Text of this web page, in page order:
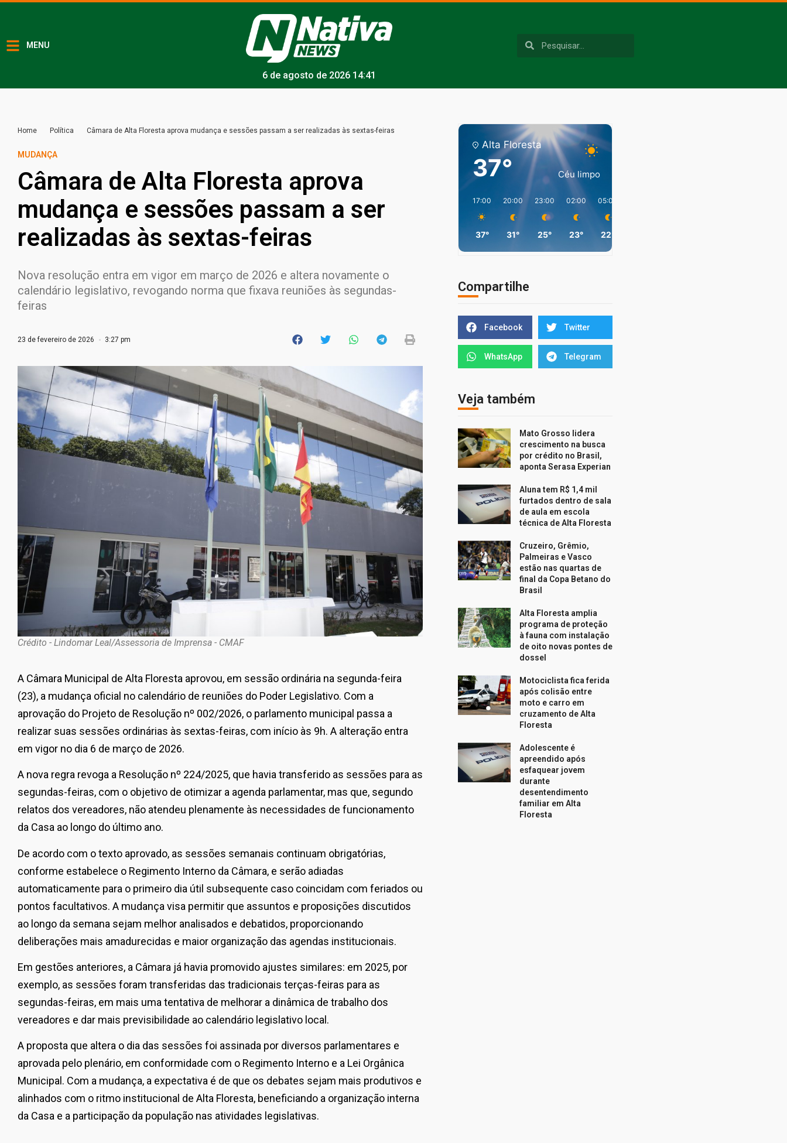
MENU
6 de agosto de 2026 14:41
Home Política Câmara de Alta Floresta aprova mudança e sessões passam a ser realizadas às sextas-feiras
MUDANÇA
Câmara de Alta Floresta aprova
mudança e sessões passam a ser
realizadas às sextas-feiras
Nova resolução entra em vigor em março de 2026 e altera novamente o
calendário legislativo, revogando norma que fixava reuniões às segundas-
feiras
23 de fevereiro de 2026 3:27 pm
Crédito - Lindomar Leal/Assessoria de Imprensa - CMAF
A Câmara Municipal de Alta Floresta aprovou, em sessão ordinária na segunda-feira
(23), a mudança oficial no calendário de reuniões do Poder Legislativo. Com a
aprovação do Projeto de Resolução nº 002/2026, o parlamento municipal passa a
realizar suas sessões ordinárias às sextas-feiras, com início às 9h. A alteração entra
em vigor no dia 6 de março de 2026.
A nova regra revoga a Resolução nº 224/2025, que havia transferido as sessões para as
segundas-feiras, com o objetivo de otimizar a agenda parlamentar, mas que, segundo
relatos dos vereadores, não atendeu plenamente às necessidades de funcionamento
da Casa ao longo do último ano.
De acordo com o texto aprovado, as sessões semanais continuam obrigatórias,
conforme estabelece o Regimento Interno da Câmara, e serão adiadas
automaticamente para o primeiro dia útil subsequente caso coincidam com feriados ou
pontos facultativos. A mudança visa permitir que assuntos e proposições discutidos
ao longo da semana sejam melhor analisados e debatidos, proporcionando
deliberações mais amadurecidas e maior organização das agendas institucionais.
Em gestões anteriores, a Câmara já havia promovido ajustes similares: em 2025, por
exemplo, as sessões foram transferidas das tradicionais terças-feiras para as
segundas-feiras, em mais uma tentativa de melhorar a dinâmica de trabalho dos
vereadores e dar mais previsibilidade ao calendário legislativo local.
A proposta que altera o dia das sessões foi assinada por diversos parlamentares e
aprovada pelo plenário, em conformidade com o Regimento Interno e a Lei Orgânica
Municipal. Com a mudança, a expectativa é de que os debates sejam mais produtivos e
alinhados com o ritmo institucional de Alta Floresta, beneficiando a organização interna
da Casa e a participação da população nas atividades legislativas.
Alta Floresta
37° Céu limpo
17:00
37°
20:00
31°
23:00
25°
02:00
23°
05:00
22°
Compartilhe
Facebook Twitter
WhatsApp Telegram
Veja também
Mato Grosso lidera
crescimento na busca
por crédito no Brasil,
aponta Serasa Experian
Aluna tem R$ 1,4 mil
furtados dentro de sala
de aula em escola
técnica de Alta Floresta
Cruzeiro, Grêmio,
Palmeiras e Vasco
estão nas quartas de
final da Copa Betano do
Brasil
Alta Floresta amplia
programa de proteção
à fauna com instalação
de oito novas pontes de
dossel
Motociclista fica ferida
após colisão entre
moto e carro em
cruzamento de Alta
Floresta
Adolescente é
apreendido após
esfaquear jovem
durante
desentendimento
familiar em Alta
Floresta